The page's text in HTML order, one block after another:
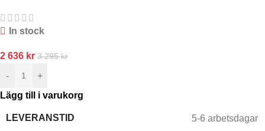
In stock
2 636 kr 3 295kr
-
+
Lägg till i varukorg
LEVERANSTID 5-6 arbetsdagar